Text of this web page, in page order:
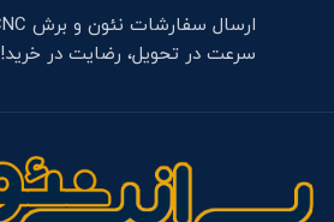
سرعت در تحویل، رضایت در خرید!